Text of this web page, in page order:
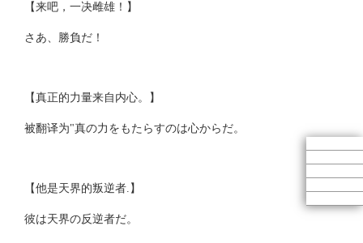
【来吧，一决雌雄！】
さあ、勝負だ！
【真正的力量来自内心。】
被翻译为"真の力をもたらすのは心からだ。
【他是天界的叛逆者.】
彼は天界の反逆者だ。